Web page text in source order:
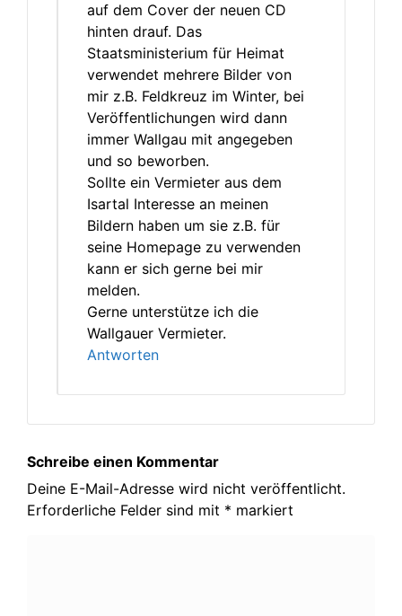
auf dem Cover der neuen CD
hinten drauf. Das
Staatsministerium für Heimat
verwendet mehrere Bilder von
mir z.B. Feldkreuz im Winter, bei
Veröffentlichungen wird dann
immer Wallgau mit angegeben
und so beworben.
Sollte ein Vermieter aus dem
Isartal Interesse an meinen
Bildern haben um sie z.B. für
seine Homepage zu verwenden
kann er sich gerne bei mir
melden.
Gerne unterstütze ich die
Wallgauer Vermieter.
Antworten
Schreibe einen Kommentar
Deine E-Mail-Adresse wird nicht veröffentlicht.
Erforderliche Felder sind mit * markiert